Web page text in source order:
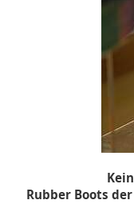
Rubber Boots